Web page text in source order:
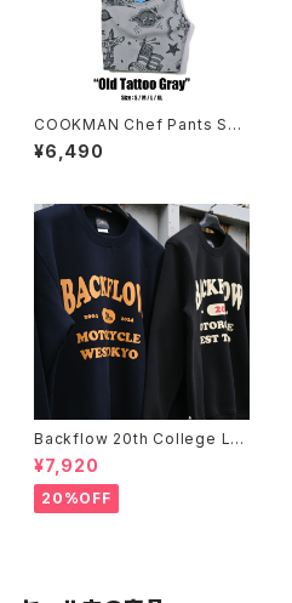
COOKMAN Chef Pants Sho
rt Old Tattoo Gray
¥6,490
Backflow 20th College Lo
go T/C Sweat
¥7,920
20%OFF